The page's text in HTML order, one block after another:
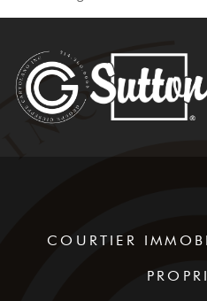
COURTIER